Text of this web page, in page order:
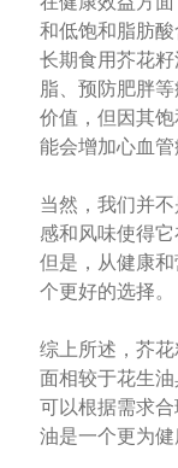
和低饱和脂肪酸
长期食用芥花
脂、预防肥胖
价值，但因其
能会增加心血管
当然，我们并
感和风味使得
但是，从健康
个更好的选择。
综上所述，芥
面相较于花生
可以根据需求
油是一个更为健